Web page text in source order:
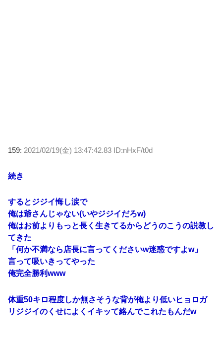
159: 2021/02/19(金) 13:47:42.83 ID:nHxF/t0d
続き
するとジジイ悔し涙で
俺は爺さんじゃない(いやジジイだろw)
俺はお前よりもっと長く生きてるからどうのこうの説教し
てきた
「何か不満なら店長に言ってくださいw迷惑ですよw」
言って吸いきってやった
俺完全勝利www
体重50キロ程度しか無さそうな背が俺より低いヒョロガ
リジジイのくせによくイキッて絡んでこれたもんだw